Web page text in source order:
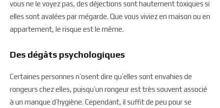
vous ne le voyez pas, des déjections sont hautement toxiques si
elles sont avalées par mégarde. Que vous viviez en maison ou en
appartement, le risque est le même.
Des dégâts psychologiques
Certaines personnes n’osent dire qu’elles sont envahies de
rongeurs chez elles, puisqu’un rongeur est très souvent associé
à un manque d’hygiène. Cependant, il suffit de peu pour se